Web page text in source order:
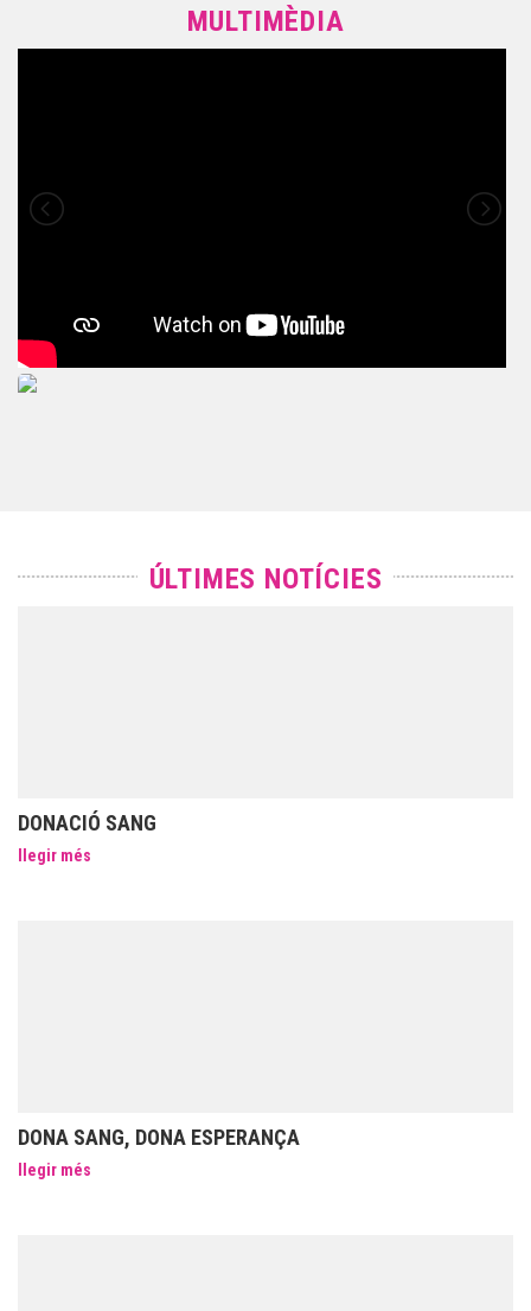
MULTIMÈDIA
ÚLTIMES NOTÍCIES
DONACIÓ SANG
llegir més
DONA SANG, DONA ESPERANÇA
llegir més